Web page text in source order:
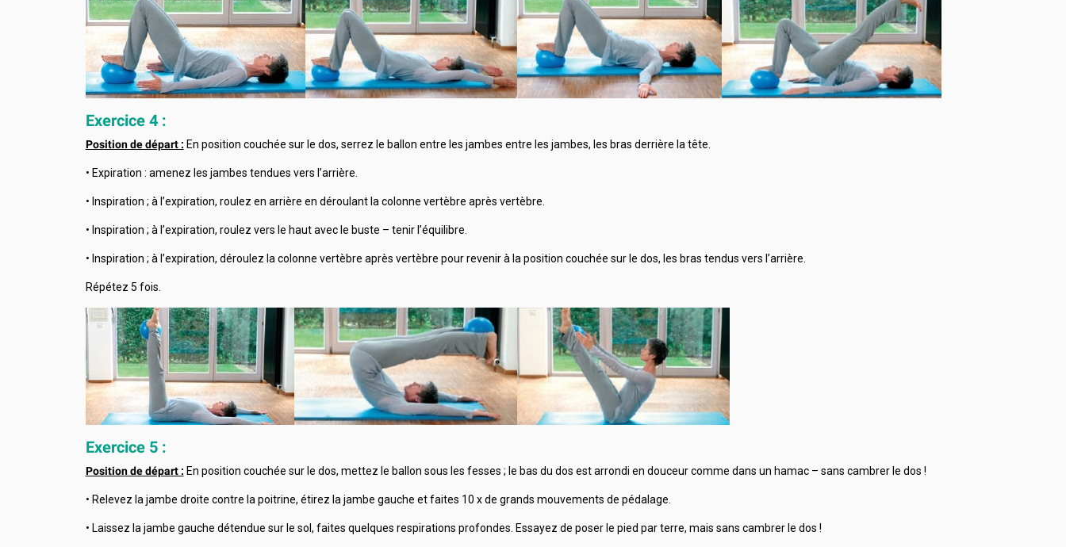
Exercice 4 :
Position de départ : En position couchée sur le dos, serrez le ballon entre les jambes entre les jambes, les bras derrière la tête.
• Expiration : amenez les jambes tendues vers l’arrière.
• Inspiration ; à l’expiration, roulez en arrière en déroulant la colonne vertèbre après vertèbre.
• Inspiration ; à l’expiration, roulez vers le haut avec le buste – tenir l’équilibre.
• Inspiration ; à l’expiration, déroulez la colonne vertèbre après vertèbre pour revenir à la position couchée sur le dos, les bras tendus vers l’arrière.
Répétez 5 fois.
Exercice 5 :
Position de départ : En position couchée sur le dos, mettez le ballon sous les fesses ; le bas du dos est arrondi en douceur comme dans un hamac – sans cambrer le dos !
• Relevez la jambe droite contre la poitrine, étirez la jambe gauche et faites 10 x de grands mouvements de pédalage.
• Laissez la jambe gauche détendue sur le sol, faites quelques respirations profondes. Essayez de poser le pied par terre, mais sans cambrer le dos !